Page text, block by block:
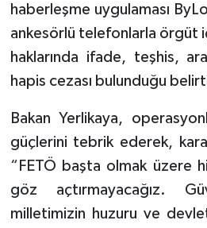
haberleşme uygulaması
ankesörlü telefonlarla örgüt
haklarında ifade, teşhis,
hapis cezası bulunduğu
Bakan Yerlikaya,
güçlerini tebrik ederek,
“FETÖ başta olmak üzere
göz açtırmayacağız.
milletimizin huzuru ve